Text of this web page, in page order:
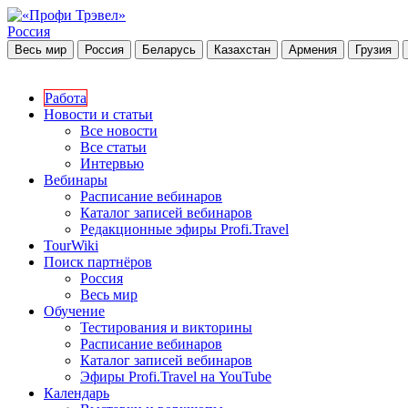
Россия
Весь мир Россия Беларусь Казахстан Армения Грузия
Работа
Новости и статьи
Все новости
Все статьи
Интервью
Вебинары
Расписание вебинаров
Каталог записей вебинаров
Редакционные эфиры Profi.Travel
TourWiki
Поиск партнёров
Россия
Весь мир
Обучение
Тестирования и викторины
Расписание вебинаров
Каталог записей вебинаров
Эфиры Profi.Travel на YouTube
Календарь